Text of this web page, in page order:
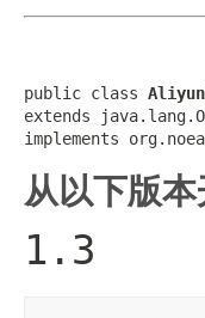
public class
extends
implements
从以下版
1.3